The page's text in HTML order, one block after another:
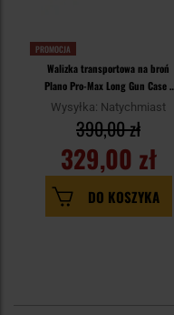
PROMOCJA
Walizka transportowa na broń
Plano Pro-Max Long Gun Case -
Black
Wysyłka: Natychmiast
329,00 zł
390,00 zł
DO KOSZYKA